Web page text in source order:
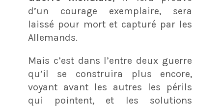
d’un courage exemplaire, sera
laissé pour mort et capturé par les
Allemands.
Mais c’est dans l’entre deux guerre
qu’il se construira plus encore,
voyant avant les autres les périls
qui pointent, et les solutions